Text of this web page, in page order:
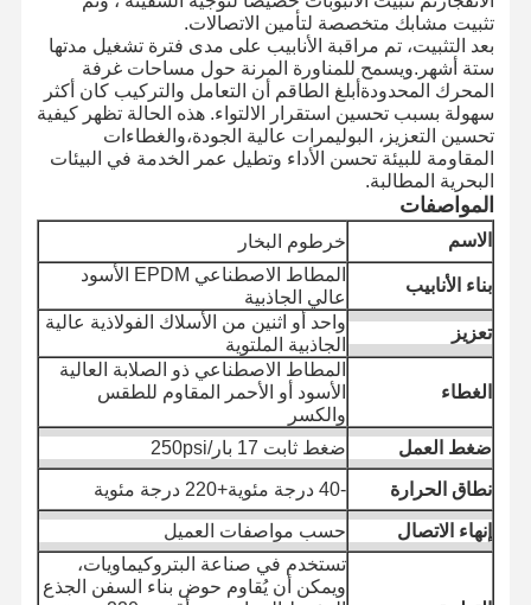
ضبط الجودة اتصل بنا أخبار الحالات
مدونة
اطلب عرض
أسعار
أنبوب خرطوم مركب
خرطوم الحفر
خرطوم الحفر الدوراني
أنابيب الأنابيب الكيميائية
أنبوب خرطوم الطعام
أنبوب خرطوم التفريغ
تثبيت مشابك متخصصة لتأمين الاتصالات.
بعد التثبيت، تم مراقبة الأنابيب على مدى فترة تشغيل مدتها
ستة أشهر.ويسمح للمناورة المرنة حول مساحات غرفة
المحرك المحدودةأبلغ الطاقم أن التعامل والتركيب كان أكثر
سهولة بسبب تحسين استقرار الالتواء. هذه الحالة تظهر كيفية
تحسين التعزيز، البوليمرات عالية الجودة،والغطاءات
المقاومة للبيئة تحسن الأداء وتطيل عمر الخدمة في البيئات
البحرية المطالبة.
المواصفات
الاسم خرطوم البخار
بناء الأنابيب
المطاط الاصطناعي EPDM الأسود
عالي الجاذبية
تعزيز
واحد أو اثنين من الأسلاك الفولاذية عالية
الجاذبية الملتوية
الغطاء
المطاط الاصطناعي ذو الصلابة العالية
الأسود أو الأحمر المقاوم للطقس
والكسر
ضغط العمل
ضغط ثابت 17 بار/250psi
نطاق الحرارة -40 درجة مئوية+220 درجة مئوية
إنهاء الاتصال حسب مواصفات العميل
تستخدم في صناعة البتروكيماويات،
ويمكن أن يُقاوم حوض بناء السفن الجذع